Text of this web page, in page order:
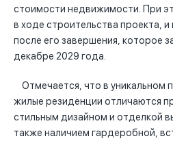
стоимости недвижимости. При
в ходе строительства проекта,
после его завершения, которое
декабре 2029 года.
Отмечается, что в уникальном
жилые резиденции отличаются
стильным дизайном и отделкой
также наличием гардеробной,